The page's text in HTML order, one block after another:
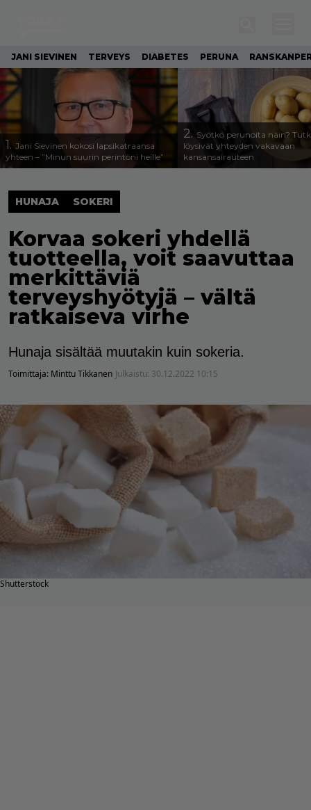
JANI SIEVINEN TERVEYS DIABETES PERUNA
1. Jani Sievinen kokosi lapsikatraansa
yhteen – ”Minun suurin perintöni heille”
2. Syötkö perunoita näin?
löysivät yhteyden vakavaan
kansansairauteen
HUNAJA SOKERI
Korvaa sokeri yhdellä
tuotteella, voit saavuttaa
merkittäviä
terveyshyötyjä – vältä
ratkaiseva virhe
Hunaja sisältää muutakin kuin sokeria.
Toimittaja: Minttu Tikkanen Julkaistu: 30.12.2022 10:15
Shutterstock